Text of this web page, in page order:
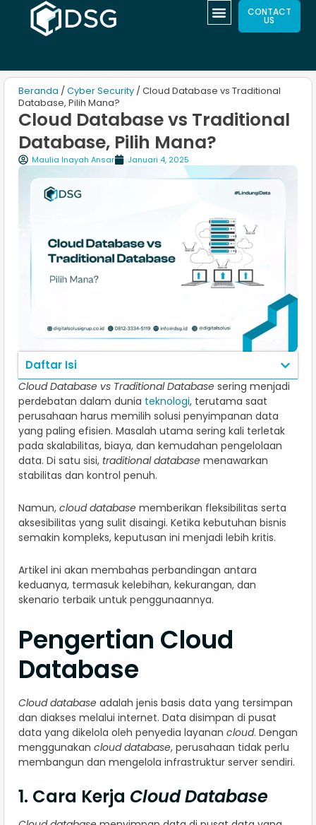
CONTACT
US
Beranda / Cyber Security / Cloud Database vs Traditional
Database, Pilih Mana?
Cloud Database vs Traditional
Database, Pilih Mana?
Maulia Inayah Ansar Januari 4, 2025
Daftar Isi
Cloud Database vs Traditional Database sering menjadi
perdebatan dalam dunia teknologi, terutama saat
perusahaan harus memilih solusi penyimpanan data
yang paling efisien. Masalah utama sering kali terletak
pada skalabilitas, biaya, dan kemudahan pengelolaan
data. Di satu sisi, traditional database menawarkan
stabilitas dan kontrol penuh.
Namun, cloud database memberikan fleksibilitas serta
aksesibilitas yang sulit disaingi. Ketika kebutuhan bisnis
semakin kompleks, keputusan ini menjadi lebih kritis.
Artikel ini akan membahas perbandingan antara
keduanya, termasuk kelebihan, kekurangan, dan
skenario terbaik untuk penggunaannya.
Pengertian Cloud
Database
Cloud database adalah jenis basis data yang tersimpan
dan diakses melalui internet. Data disimpan di pusat
data yang dikelola oleh penyedia layanan cloud. Dengan
menggunakan cloud database, perusahaan tidak perlu
membangun dan mengelola infrastruktur server sendiri.
1. Cara Kerja Cloud Database